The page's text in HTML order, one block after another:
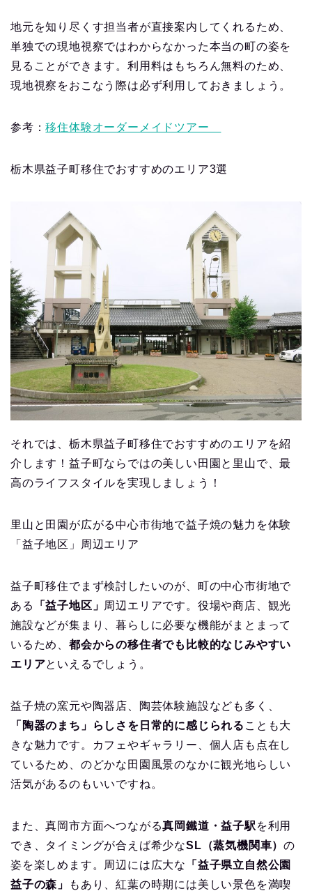
地元を知り尽くす担当者が直接案内してくれるため、
単独での現地視察ではわからなかった本当の町の姿を
見ることができます。利用料はもちろん無料のため、
現地視察をおこなう際は必ず利用しておきましょう。
参考：移住体験オーダーメイドツアー
栃木県益子町移住でおすすめのエリア3選
それでは、栃木県益子町移住でおすすめのエリアを紹
介します！益子町ならではの美しい田園と里山で、最
高のライフスタイルを実現しましょう！
里山と田園が広がる中心市街地で益子焼の魅力を体験
「益子地区」周辺エリア
益子町移住でまず検討したいのが、町の中心市街地で
ある
「益子地区」 周辺エリアです。役場や商店、観光
施設などが集まり、暮らしに必要な機能がまとまって
いるため、 都会からの移住者でも比較的なじみやすい
エリアといえるでしょう。
益子焼の窯元や陶器店、陶芸体験施設なども多く、
「陶器のまち」らしさを日常的に感じられる ことも大
きな魅力です。カフェやギャラリー、個人店も点在し
ているため、のどかな田園風景のなかに観光地らしい
活気があるのもいいですね。
また、真岡市方面へつながる真岡鐵道・益子駅 を利用
でき、タイミングが合えば希少なSL（蒸気機関車）の
姿を楽しめます。周辺には広大な
「益子県立自然公園
益子の森」
もあり、紅葉の時期には美しい景色を満喫